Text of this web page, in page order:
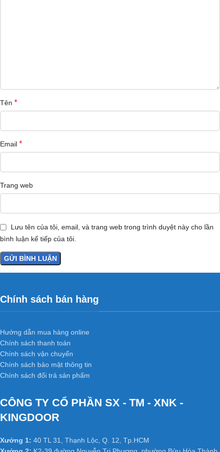
Tên *
Email *
Trang web
Lưu tên của tôi, email, và trang web trong trình duyệt này cho lần
bình luận kế tiếp của tôi.
Chính sách bán hàng
Hướng dẫn mua hàng online
Chính sách thanh toán
Chính sách vận chuyển
Chính sách bảo mật thông tin
Chính sách đổi trả sản phẩm
CÔNG TY CỔ PHẦN SX - TM - XNK -
KINGDOOR
Xưởng 1: 40 TL 31, Thạnh Lộc, Q. 12, Tp.HCM